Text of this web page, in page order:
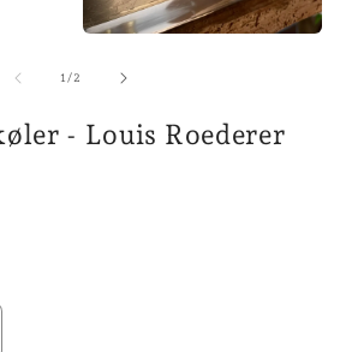
1/af
2
- Louis Roederer